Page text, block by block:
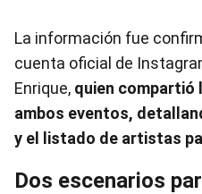
La información fue
cuenta oficial de
Enrique, quien
ambos eventos,
y el listado de artistas
Dos escenarios